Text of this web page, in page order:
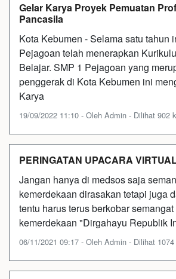
Gelar Karya Proyek Pemuatan
Pancasila
Kota Kebumen - Selama satu tahun
Pejagoan telah menerapkan
Belajar. SMP 1 Pejagoan yang
penggerak di Kota Kebumen ini
Karya
19/09/2022 11:10 - Oleh Admin - Dilihat 902
PERINGATAN UPACARA
Jangan hanya di medsos saja
kemerdekaan dirasakan tetapi juga
tentu harus terus berkobar
kemerdekaan "Dirgahayu Republik
06/11/2021 09:17 - Oleh Admin - Dilihat 1074